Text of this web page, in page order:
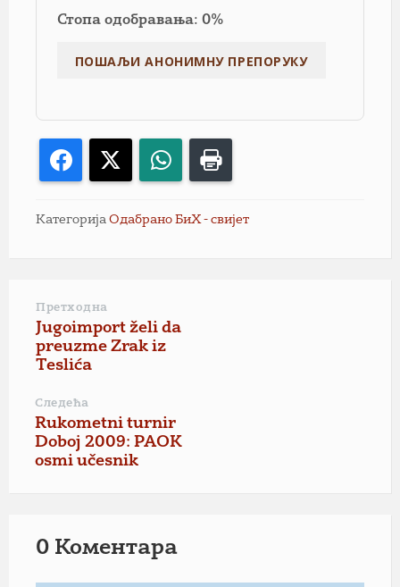
Стопа одобравања: 0%
Facebook WhatsApp
Категорија Одабрано БиХ - свијет
Претходна
Jugoimport želi da
preuzme Zrak iz
Teslića
Следећа
Rukometni turnir
Doboj 2009: PAOK
osmi učesnik
0 Коментарa